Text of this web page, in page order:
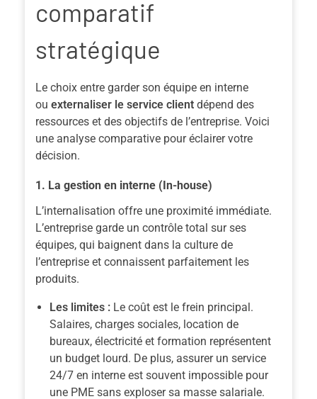
comparatif
stratégique
Le choix entre garder son équipe en interne
ou externaliser le service client dépend des
ressources et des objectifs de l’entreprise. Voici
une analyse comparative pour éclairer votre
décision.
1. La gestion en interne (In-house)
L’internalisation offre une proximité immédiate.
L’entreprise garde un contrôle total sur ses
équipes, qui baignent dans la culture de
l’entreprise et connaissent parfaitement les
produits.
Les limites : Le coût est le frein principal.
Salaires, charges sociales, location de
bureaux, électricité et formation représentent
un budget lourd. De plus, assurer un service
24/7 en interne est souvent impossible pour
une PME sans exploser sa masse salariale.